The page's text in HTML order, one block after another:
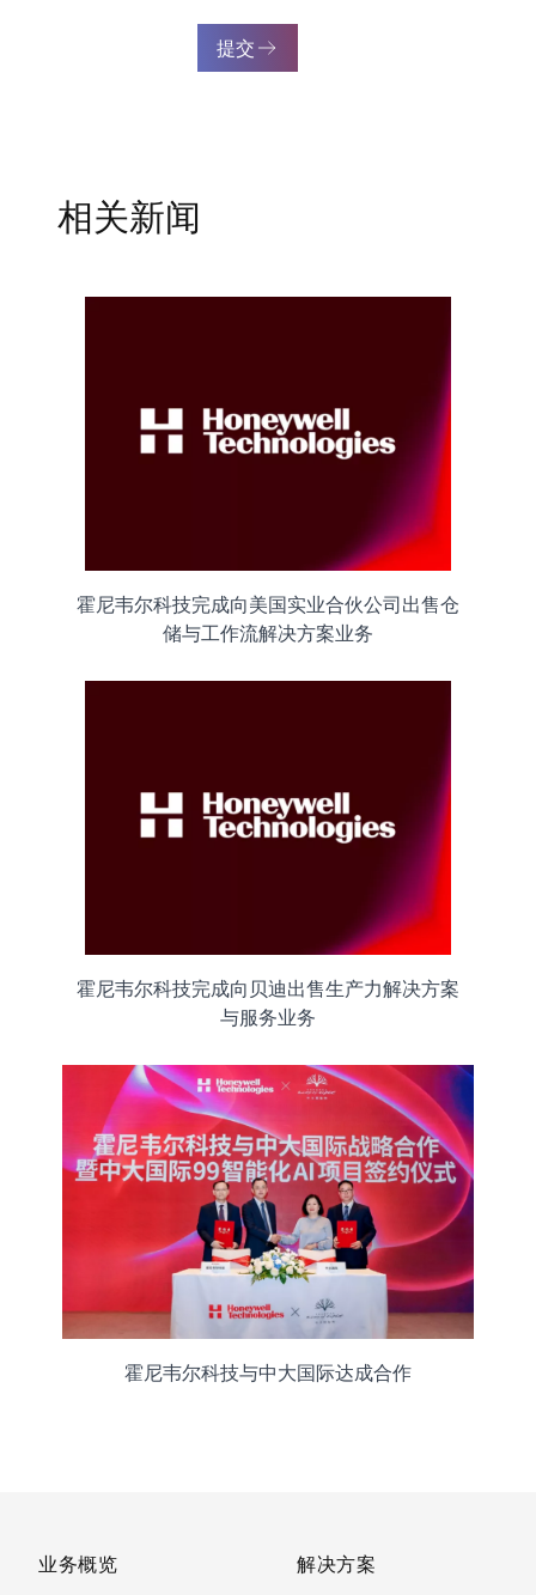
提交
相关新闻
霍尼韦尔科技完成向美国实业合伙公司出售仓
储与工作流解决方案业务
霍尼韦尔科技完成向贝迪出售生产力解决方案
与服务业务
霍尼韦尔科技与中大国际达成合作
业务概览
解决方案